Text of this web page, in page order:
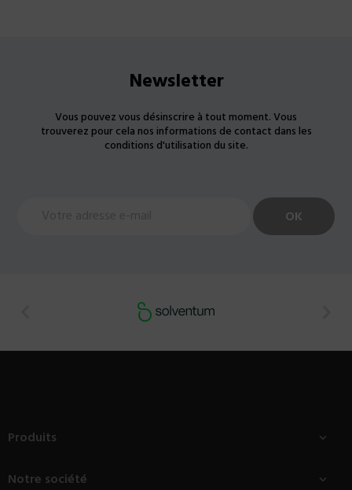
Newsletter
Vous pouvez vous désinscrire à tout moment. Vous
trouverez pour cela nos informations de contact dans les
conditions d'utilisation du site.
Produits 
Notre société 